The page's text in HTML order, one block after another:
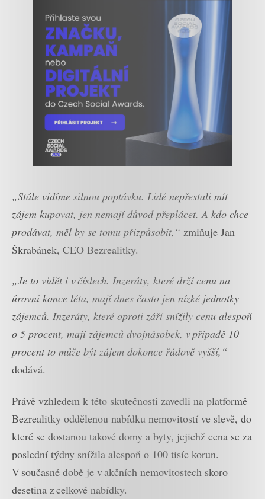
„Stále vidíme silnou poptávku. Lidé nepřestali mít
zájem kupovat, jen nemají důvod přeplácet. A kdo chce
prodávat, měl by se tomu přizpůsobit,“ zmiňuje Jan
Škrabánek, CEO Bezrealitky.
„Je to vidět i v číslech. Inzeráty, které drží cenu na
úrovni konce léta, mají dnes často jen nízké jednotky
zájemců. Inzeráty, které oproti září snížily cenu alespoň
o 5 procent, mají zájemců dvojnásobek, v případě 10
procent to může být zájem dokonce řádově vyšší,“
dodává.
Právě vzhledem k této skutečnosti zavedli na platformě
Bezrealitky oddělenou nabídku nemovitostí ve slevě, do
které se dostanou takové domy a byty, jejichž cena se za
poslední týdny snížila alespoň o 100 tisíc korun.
V současné době je v akčních nemovitostech skoro
desetina z celkové nabídky.